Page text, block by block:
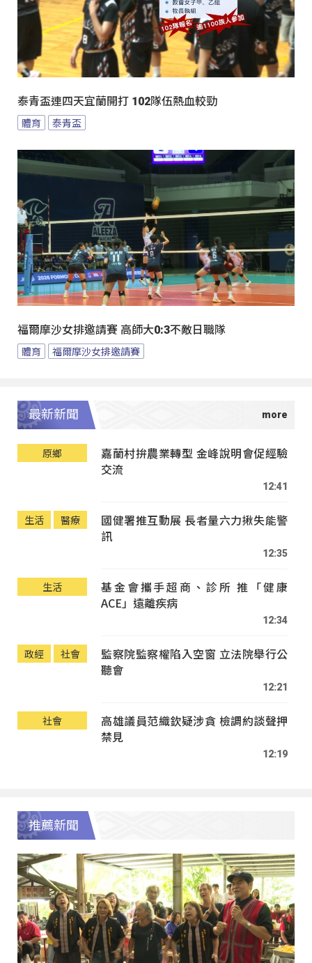
泰青盃連四天宜蘭開打 102隊伍熱血較勁
體育 泰青盃
福爾摩沙女排邀請賽 高師大0:3不敵日職隊
體育 福爾摩沙女排邀請賽
最新新聞
原鄉
嘉蘭村拚農業轉型 金峰說明會促經驗
交流
12:41
生活 醫療
國健署推互動展 長者量六力揪失能警
訊
12:35
生活
基金會攜手超商、診所 推「健康
ACE」遠離疾病
12:34
政經 社會
監察院監察權陷入空窗 立法院舉行公
聽會
12:21
社會
高雄議員范織欽疑涉貪 檢調約談聲押
禁見
12:19
推薦新聞